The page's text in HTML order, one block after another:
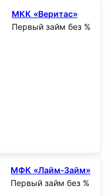
МКК «Веритас»
Первый займ без %
МФК «Лайм‑Займ»
Первый займ без %